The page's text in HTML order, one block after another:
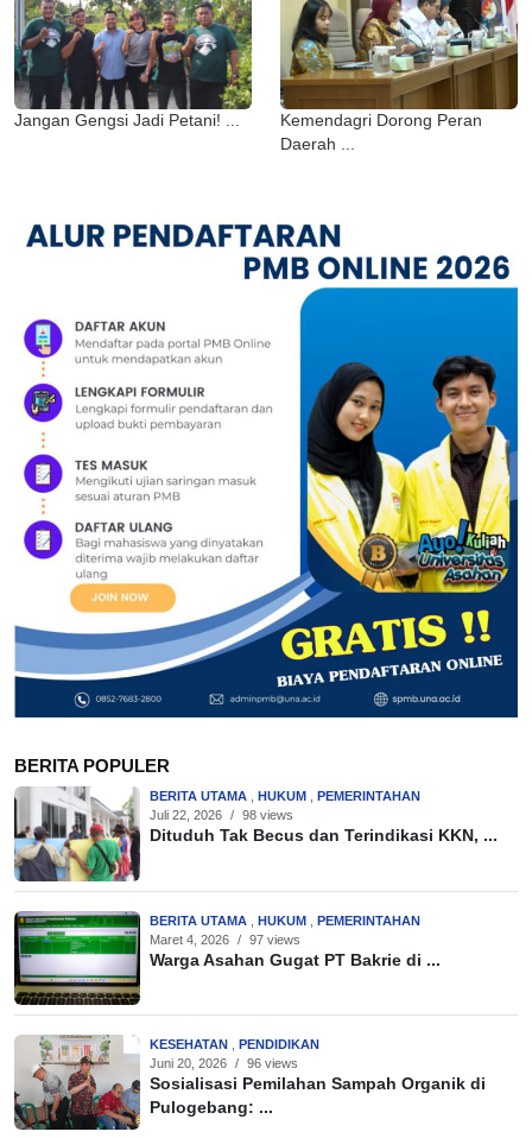
Jangan Gengsi Jadi Petani! ...
Kemendagri Dorong Peran
Daerah ...
BERITA POPULER
BERITA UTAMA HUKUM
PEMERINTAHAN
Juli 22, 2026 / 98 views
Dituduh Tak Becus dan Terindikasi KKN, ...
BERITA UTAMA HUKUM
PEMERINTAHAN
Maret 4, 2026 / 97 views
Warga Asahan Gugat PT Bakrie di ...
KESEHATAN
PENDIDIKAN
Juni 20, 2026 / 96 views
Sosialisasi Pemilahan Sampah Organik di
Pulogebang: ...